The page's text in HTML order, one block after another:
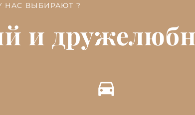
НАС ВЫБИРАЮТ ?
и